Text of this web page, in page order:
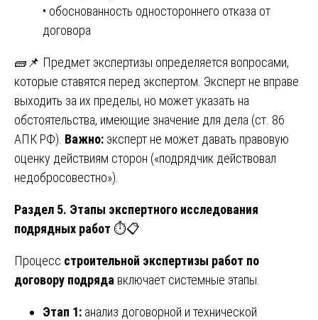
• обоснованность одностороннего отказа от
договора
🧱📌 Предмет экспертизы определяется вопросами,
которые ставятся перед экспертом. Эксперт не вправе
выходить за их пределы, но может указать на
обстоятельства, имеющие значение для дела (ст. 86
АПК РФ). Важно: эксперт не может давать правовую
оценку действиям сторон («подрядчик действовал
недобросовестно»).
Раздел 5. Этапы экспертного исследования
подрядных работ ⏱️📋
Процесс строительной экспертизы работ по
договору подряда включает системные этапы.
Этап 1: анализ договорной и технической